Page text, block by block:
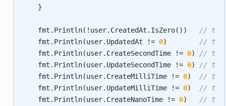
    }
    fmt.Println(!user.CreatedAt.IsZero())
//
    fmt.Println(user.UpdatedAt !=
0)
//
    fmt.Println(user.CreateSecondTime !=
0)
//
    fmt.Println(user.UpdateSecondTime !=
0)
//
    fmt.Println(user.CreateMilliTime !=
0)
//
    fmt.Println(user.UpdateMilliTime !=
0)
//
    fmt.Println(user.CreateNanoTime !=
0)
//